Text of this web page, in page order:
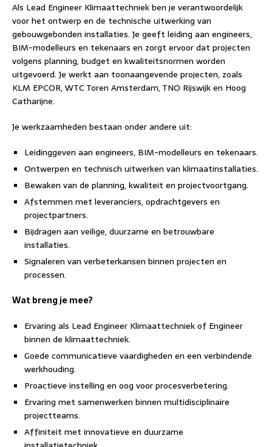
Als Lead Engineer Klimaattechniek ben je verantwoordelijk
voor het ontwerp en de technische uitwerking van
gebouwgebonden installaties. Je geeft leiding aan engineers,
BIM-modelleurs en tekenaars en zorgt ervoor dat projecten
volgens planning, budget en kwaliteitsnormen worden
uitgevoerd. Je werkt aan toonaangevende projecten, zoals
KLM EPCOR, WTC Toren Amsterdam, TNO Rijswijk en Hoog
Catharijne.
Je werkzaamheden bestaan onder andere uit:
Leidinggeven aan engineers, BIM-modelleurs en tekenaars.
Ontwerpen en technisch uitwerken van klimaatinstallaties.
Bewaken van de planning, kwaliteit en projectvoortgang.
Afstemmen met leveranciers, opdrachtgevers en
projectpartners.
Bijdragen aan veilige, duurzame en betrouwbare
installaties.
Signaleren van verbeterkansen binnen projecten en
processen.
Wat breng je mee?
Ervaring als Lead Engineer Klimaattechniek of Engineer
binnen de klimaattechniek.
Goede communicatieve vaardigheden en een verbindende
werkhouding.
Proactieve instelling en oog voor procesverbetering.
Ervaring met samenwerken binnen multidisciplinaire
projectteams.
Affiniteit met innovatieve en duurzame